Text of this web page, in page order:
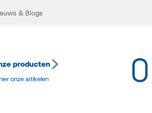
& Blogs
producten
onze artikelen